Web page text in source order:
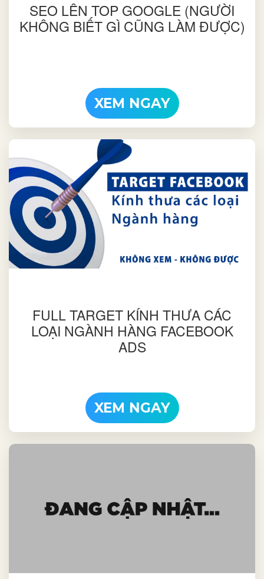
SEO LÊN TOP GOOGLE (NGƯỜI
KHÔNG BIẾT GÌ CŨNG LÀM ĐƯỢC)
XEM NGAY
FULL TARGET KÍNH THƯA CÁC
LOẠI NGÀNH HÀNG FACEBOOK
ADS
XEM NGAY